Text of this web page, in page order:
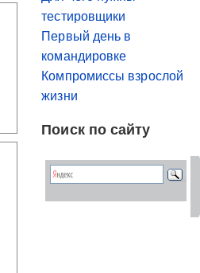
тестировщики
Первый день в
командировке
Компромиссы взрослой
жизни
Поиск по сайту